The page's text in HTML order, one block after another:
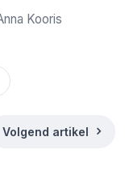
Kooris
Volgend artikel